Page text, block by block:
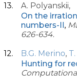
A. Polyanskii,
On the
numbers-II,
626-634.
B.G. Merino,
Hunting for